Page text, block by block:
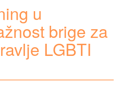
u
brige za
LGBTI